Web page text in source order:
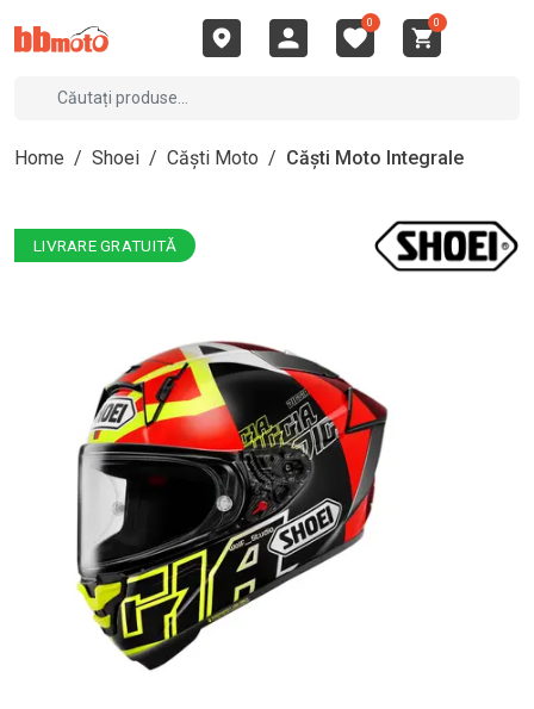
0 0
Home / Shoei / Căști Moto / Căști Moto Integrale
LIVRARE GRATUITĂ